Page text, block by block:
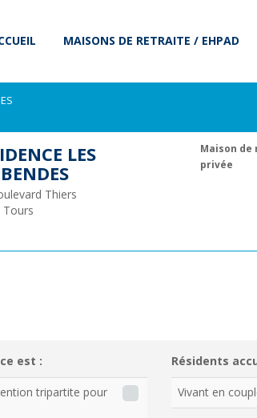
MAISONS DE RETRAITE / EHPAD
LES
Thiers
Tours
Maison
privée
est :
tripartite pour
Résidents
Vivant en